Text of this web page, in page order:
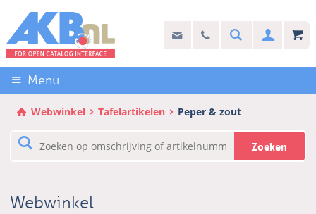
links
over
Direct
naar
de
inhoud
naar
info@akb.nl
Stel uw vraag
030 69 50 814Search
Menu
Webwinkel Tafelartikelen Peper & zout
Zoeken
Webwinkel